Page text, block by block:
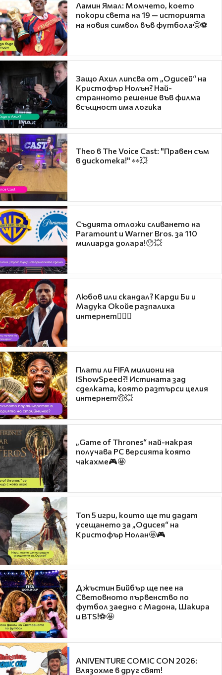
Ламин Ямал: Момчето, което
покори света на 19 — историята
на новия символ във футбола🤩⚽
Защо Ахил липсва от „Одисей“ на
Кристофър Нолън? Най-
странното решение във филма
всъщност има логика
Theo в The Voice Cast: "Правен съм
в дискотека!" 👀💥
Съдията отложи сливането на
Paramount и Warner Bros. за 110
милиарда долара!😯💥
Любов или скандал? Карди Би и
Мадука Окойе разпалиха
интернет❤️‍🔥🔥
Плати ли FIFA милиони на
IShowSpeed?! Истината зад
сделката, която разтърси целия
интернет🤑💥
„Game of Thrones“ най-накрая
получава PC версията която
чакахме🎮🤩
Топ 5 игри, които ще ти дадат
усещането за „Одисея“ на
Кристофър Нолан🤩🎮
Джъстин Бийбър ще пее на
Световното първенство по
футбол заедно с Мадона, Шакира
и BTS!⚽🤩
ANIVENTURE COMIC CON 2026:
Влязохме в друг свят!